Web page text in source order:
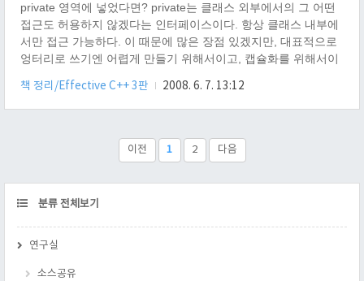
private 영역에 넣었다면? private는 클래스 외부에서의 그 어떤
접근도 허용하지 않겠다는 인터페이스이다. 항상 클래스 내부에
서만 접근 가능하다. 이 때문에 많은 장점 있겠지만, 대표적으로
엉터리로 쓰기엔 어렵게 만들기 위해서이고, 캡슐화를 위해서이
란 무엇인지는 지겹게 들었을 것이다. 캡슐화 부분만 다시 지적
한다면, 객체 내부에 private 영역에 데이터를 넣음으로써 객체간
더 쉽게 가능해 지기 때문이다. 이처럼 캡슐화를 하게 되면, 모든
데이터를 함수 인터페이스 뒤에 감추게 되는데, 이때 구현상의
책 정리/Effective C++ 3판 2008. 6. 7. 13:12
이전 1 2 다음
CATEGORY
분류 전체보기
연구실
소스공유